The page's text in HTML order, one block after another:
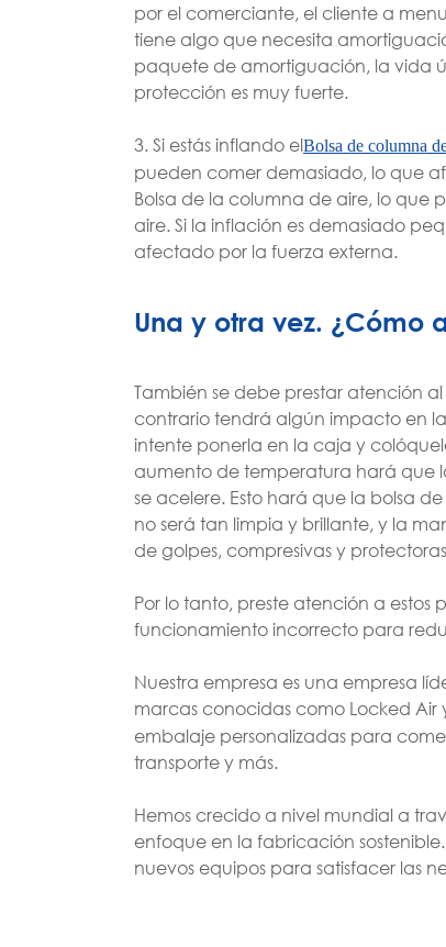
por el comerciante, el cliente a
tiene algo que necesita
paquete de amortiguación, la vida
protección es muy fuerte.
3. Si estás inflando elBolsa de columna
pueden comer demasiado, lo que
Bolsa de la columna de aire, lo que
aire. Si la inflación es demasiado
afectado por la fuerza externa.
Una y otra vez.
También se debe prestar atención
contrario tendrá algún impacto en
intente ponerla en la caja y
aumento de temperatura hará que
se acelere. Esto hará que la bolsa
no será tan limpia y brillante, y la
de golpes, compresivas y
Por lo tanto, preste atención a
funcionamiento incorrecto para
Nuestra empresa es una empresa
marcas conocidas como Locked Air
embalaje personalizadas para
transporte y más.
Hemos crecido a nivel mundial a
enfoque en la fabricación
nuevos equipos para satisfacer las